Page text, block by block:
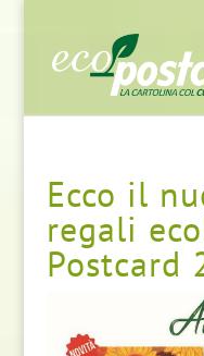
Ecco il
regali
Postcard